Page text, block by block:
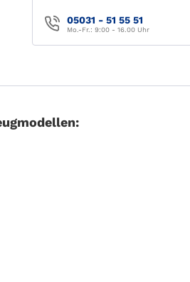
05031 - 51 55 51
Mo.-Fr.: 9:00 - 16.00 Uhr